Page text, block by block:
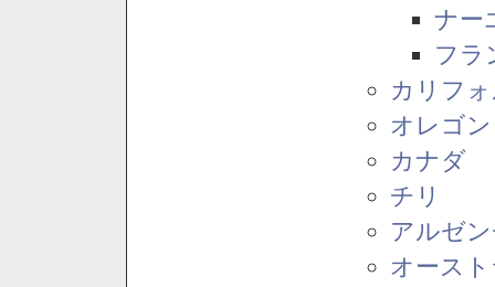
ナー
フラ
カリフ
オレゴ
カナダ
チリ
アルゼ
オース